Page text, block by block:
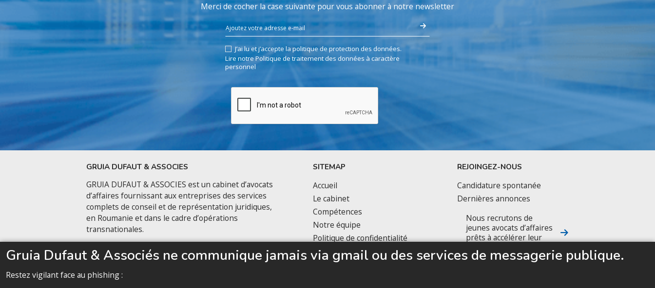
Merci de cocher la case suivante pour vous abonner à notre newsletter
J’ai lu et j’accepte la politique de protection des données.
Lire notre Politique de traitement des données à caractère
personnel
GRUIA DUFAUT & ASSOCIES
GRUIA DUFAUT & ASSOCIES est un cabinet d’avocats
d’affaires fournissant aux entreprises des services
complets de conseil et de représentation juridiques,
en Roumanie et dans le cadre d’opérations
transnationales.
SITEMAP
Accueil
Le cabinet
Compétences
Notre équipe
Politique de confidentialité
REJOINGEZ-NOUS
Candidature spontanée
Dernières annonces
Nous recrutons de
jeunes avocats d’affaires
prêts à accélérer leur
Gruia Dufaut & Associés ne communique jamais via gmail ou des services de messagerie publique.
Restez vigilant face au phishing :